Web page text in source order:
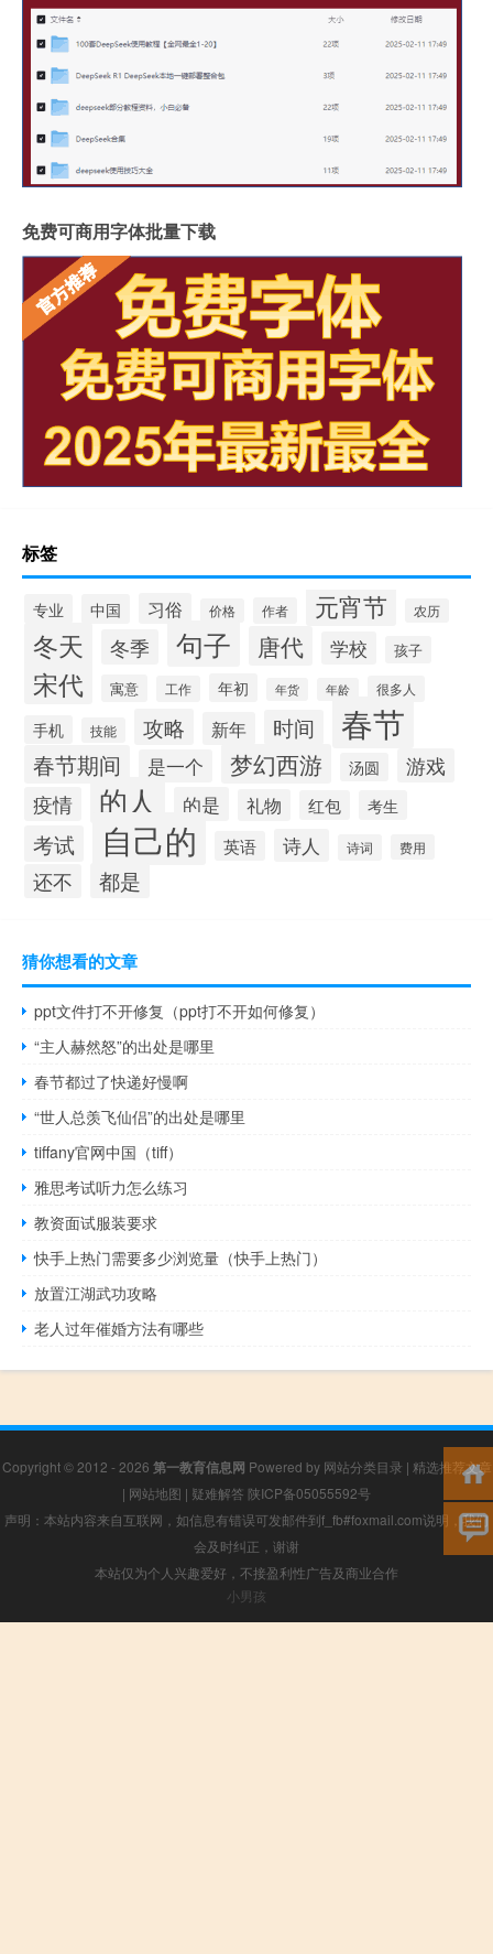
免费可商用字体批量下载
标签
专业 中国 习俗 价格 作者 元宵节 农历
冬天 冬季 句子 唐代 学校 孩子
宋代 寓意 工作 年初 年货 年龄 很多人
手机 技能 攻略 新年 时间 春节
春节期间 是一个 梦幻西游 汤圆
游戏
疫情
的人 的是 礼物 红包 考生
考试 自己的 英语 诗人 诗词 费用
还不 都是
猜你想看的文章
ppt文件打不开修复（ppt打不开如何修复）
“主人赫然怒”的出处是哪里
春节都过了快递好慢啊
“世人总羡飞仙侣”的出处是哪里
tiffany官网中国（tiff）
雅思考试听力怎么练习
教资面试服装要求
快手上热门需要多少浏览量（快手上热门）
放置江湖武功攻略
老人过年催婚方法有哪些
Copyright © 2012 - 2026 第一教育信息网 Powered by 网站分类目录 | 精选推荐文章
| 网站地图 | 疑难解答 陕ICP备05055592号
声明：本站内容来自互联网，如信息有错误可发邮件到f_fb#foxmail.com说明，我们
会及时纠正，谢谢
本站仅为个人兴趣爱好，不接盈利性广告及商业合作
小男孩